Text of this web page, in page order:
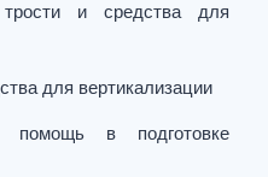
и средства для
для вертикализации
помощь в подготовке